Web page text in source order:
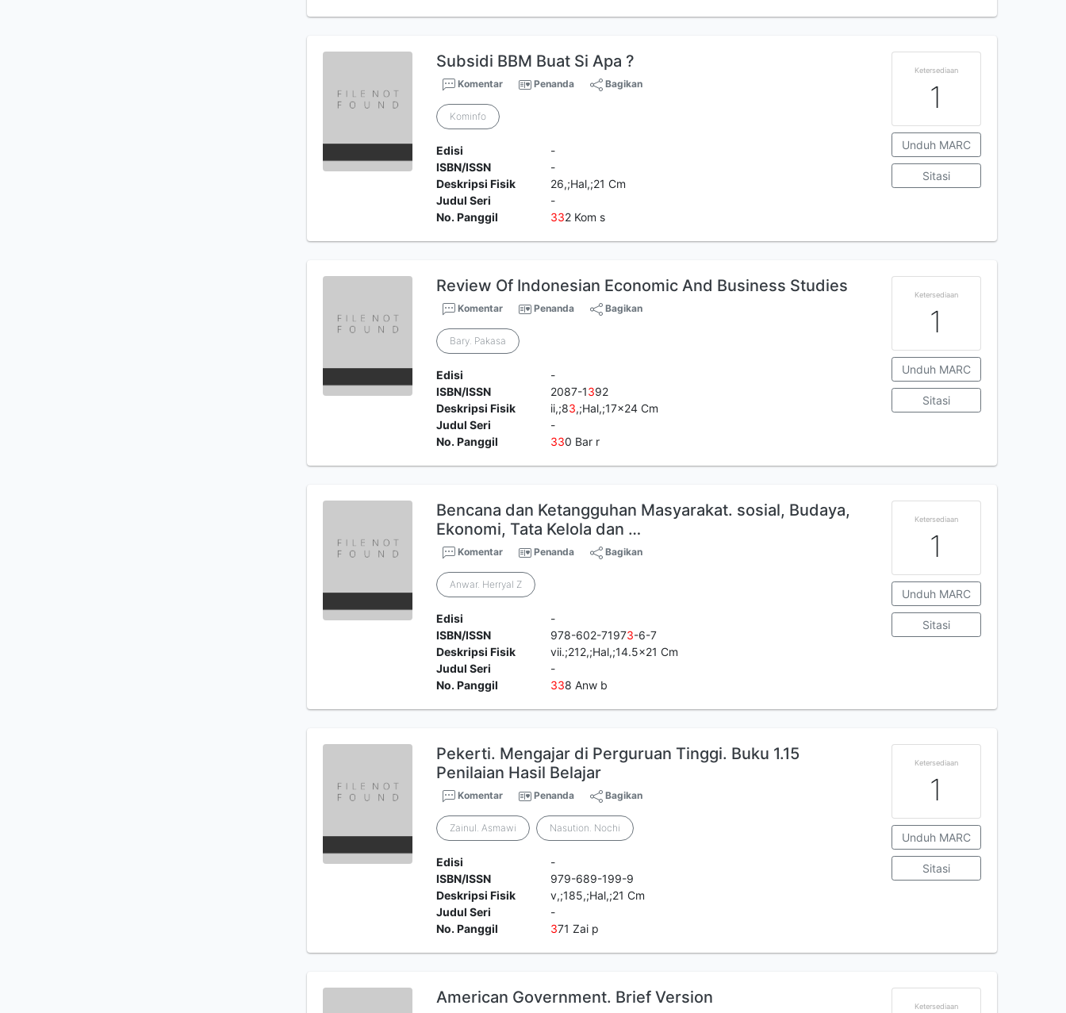
Subsidi BBM Buat Si Apa ?
Komentar Penanda Bagikan
Kominfo
Edisi
-
ISBN/ISSN
-
Deskripsi Fisik
26,;Hal,;21 Cm
Judul Seri
-
No. Panggil
332 Kom s
Ketersediaan
1
Unduh MARC
Sitasi
Review Of Indonesian Economic And Business Studies
Komentar Penanda Bagikan
Bary. Pakasa
Edisi
-
ISBN/ISSN
2087-1392
Deskripsi Fisik
ii,;83,;Hal,;17x24 Cm
Judul Seri
-
No. Panggil
330 Bar r
Ketersediaan
1
Unduh MARC
Sitasi
Bencana dan Ketangguhan Masyarakat. sosial, Budaya,
Ekonomi, Tata Kelola dan …
Komentar Penanda Bagikan
Anwar. Herryal Z
Edisi
-
ISBN/ISSN
978-602-71973-6-7
Deskripsi Fisik
vii.;212,;Hal,;14.5x21 Cm
Judul Seri
-
No. Panggil
338 Anw b
Ketersediaan
1
Unduh MARC
Sitasi
Pekerti. Mengajar di Perguruan Tinggi. Buku 1.15
Penilaian Hasil Belajar
Komentar Penanda Bagikan
Zainul. Asmawi Nasution. Nochi
Edisi
-
ISBN/ISSN
979-689-199-9
Deskripsi Fisik
v,;185,;Hal,;21 Cm
Judul Seri
-
No. Panggil
371 Zai p
Ketersediaan
1
Unduh MARC
Sitasi
American Government. Brief Version Ketersediaan